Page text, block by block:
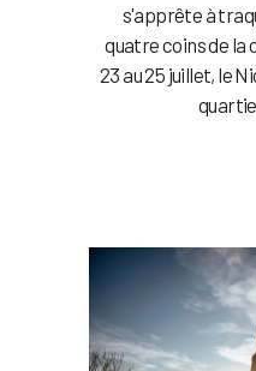
s'apprête à
quatre coins de la
23 au 25 juillet, le